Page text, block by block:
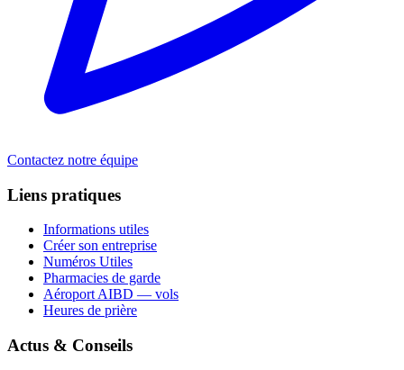
Contactez notre équipe
Liens pratiques
Informations utiles
Créer son entreprise
Numéros Utiles
Pharmacies de garde
Aéroport AIBD — vols
Heures de prière
Actus & Conseils